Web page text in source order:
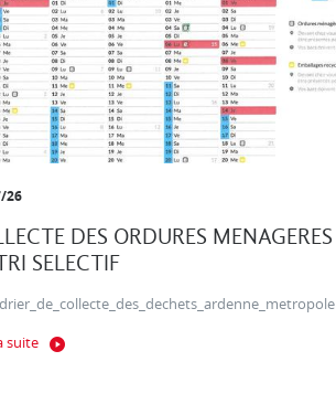
26
DES ORDURES MENAGERES
SELECTIF
suite